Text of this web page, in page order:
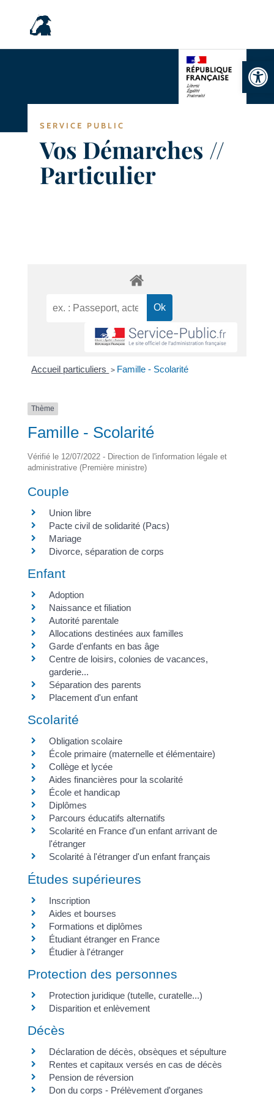
SERVICE PUBLIC
Vos Démarches //
Particulier
Accueil particuliers > Famille - Scolarité
Thème
Famille - Scolarité
Vérifié le 12/07/2022 - Direction de l'information légale et
administrative (Première ministre)
Couple
Union libre
Pacte civil de solidarité (Pacs)
Mariage
Divorce, séparation de corps
Enfant
Adoption
Naissance et filiation
Autorité parentale
Allocations destinées aux familles
Garde d'enfants en bas âge
Centre de loisirs, colonies de vacances,
garderie...
Séparation des parents
Placement d'un enfant
Scolarité
Obligation scolaire
École primaire (maternelle et élémentaire)
Collège et lycée
Aides financières pour la scolarité
École et handicap
Diplômes
Parcours éducatifs alternatifs
Scolarité en France d'un enfant arrivant de
l'étranger
Scolarité à l'étranger d'un enfant français
Études supérieures
Inscription
Aides et bourses
Formations et diplômes
Étudiant étranger en France
Étudier à l'étranger
Protection des personnes
Protection juridique (tutelle, curatelle...)
Disparition et enlèvement
Décès
Déclaration de décès, obsèques et sépulture
Rentes et capitaux versés en cas de décès
Pension de réversion
Don du corps - Prélèvement d'organes
Ouvrir